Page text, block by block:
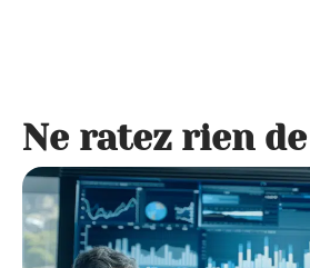
Ne ratez rien